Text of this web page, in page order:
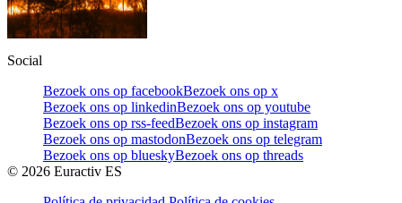
Social
Bezoek ons op facebookBezoek ons op x
Bezoek ons op linkedinBezoek ons op youtube
Bezoek ons op rss-feedBezoek ons op instagram
Bezoek ons op mastodonBezoek ons op telegram
Bezoek ons op blueskyBezoek ons op threads
© 2026 Euractiv ES